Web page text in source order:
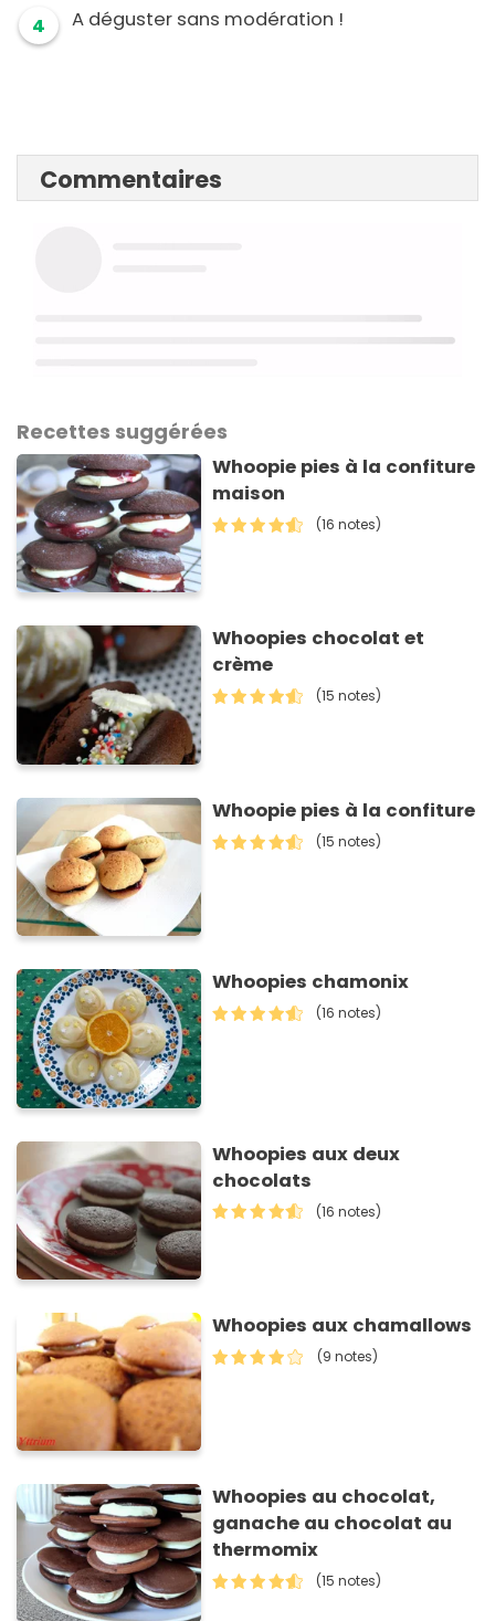
4 A déguster sans modération !
Commentaires
Recettes suggérées
Whoopie pies à la confiture
maison
(16 notes)
Whoopies chocolat et
crème
(15 notes)
Whoopie pies à la confiture
(15 notes)
Whoopies chamonix
(16 notes)
Whoopies aux deux
chocolats
(16 notes)
Whoopies aux chamallows
(9 notes)
Whoopies au chocolat,
ganache au chocolat au
thermomix
(15 notes)